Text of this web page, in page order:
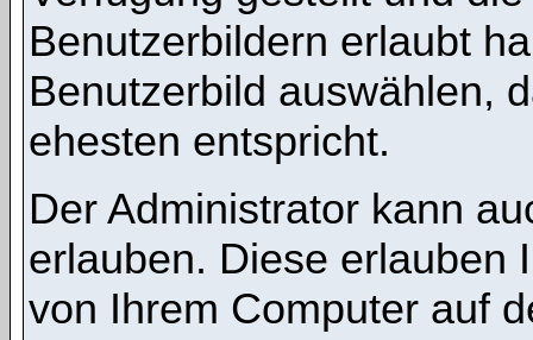
Benutzerbildern erlaubt
Benutzerbild auswählen,
ehesten entspricht.
Der Administrator kann
erlauben. Diese erlauben
von Ihrem Computer auf